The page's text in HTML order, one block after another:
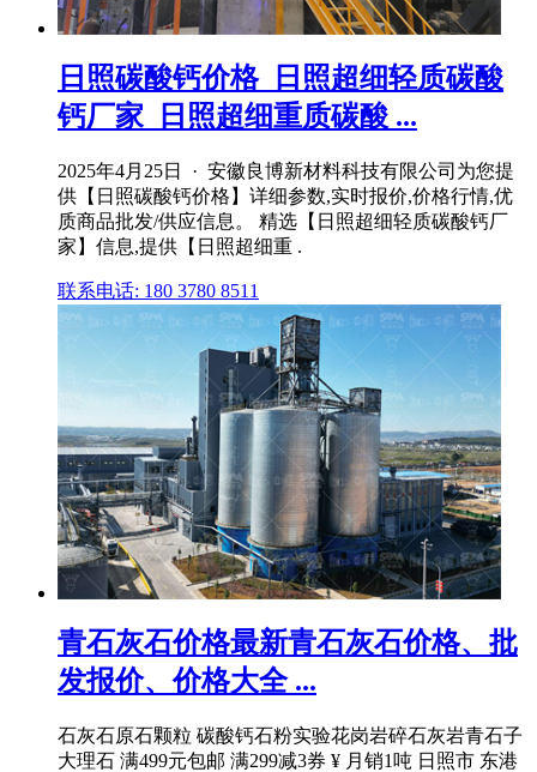
日照碳酸钙价格_日照超细轻质碳酸
钙厂家_日照超细重质碳酸 ...
2025年4月25日 · 安徽良博新材料科技有限公司为您提
供【日照碳酸钙价格】详细参数,实时报价,价格行情,优
质商品批发/供应信息。 精选【日照超细轻质碳酸钙厂
家】信息,提供【日照超细重 .
联系电话: 180 3780 8511
青石灰石价格最新青石灰石价格、批
发报价、价格大全 ...
石灰石原石颗粒 碳酸钙石粉实验花岗岩碎石灰岩青石子
大理石 满499元包邮 满299减3券 ¥ 月销1吨 日照市 东港